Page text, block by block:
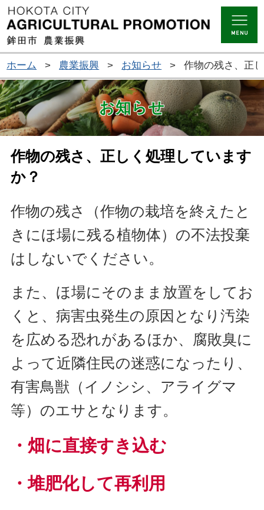
ホーム > 農業振興 > お知らせ > 作物の残さ、正
お知らせ
作物の残さ、正しく処理しています
か？
作物の残さ（作物の栽培を終えたと
きにほ場に残る植物体）の不法投棄
はしないでください。
また、ほ場にそのまま放置をしてお
くと、病害虫発生の原因となり汚染
を広める恐れがあるほか、腐敗臭に
よって近隣住民の迷惑になったり、
有害鳥獣（イノシシ、アライグマ
等）のエサとなります。
・畑に直接すき込む
・堆肥化して再利用